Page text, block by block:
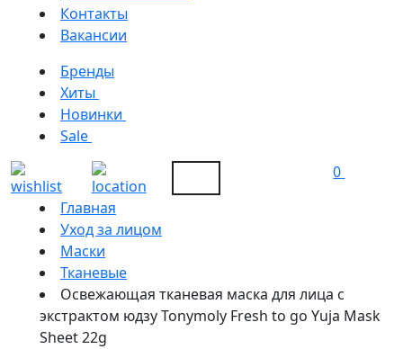
Контакты
Вакансии
Бренды
Хиты
Новинки
Sale
0
Главная
Уход за лицом
Маски
Тканевые
Освежающая тканевая маска для лица с
экстрактом юдзу Tonymoly Fresh to go Yuja Mask
Sheet 22g